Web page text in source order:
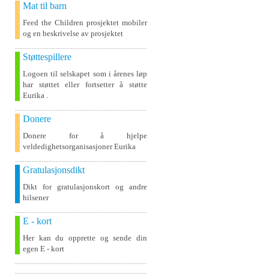
Mat til barn
Feed the Children prosjektet mobiler
og en beskrivelse av prosjektet
Støttespillere
Logoen til selskapet som i årenes løp
har støttet eller fortsetter å støtte
Eurika .
Donere
Donere for å hjelpe
veldedighetsorganisasjoner Eurika
Gratulasjonsdikt
Dikt for gratulasjonskort og andre
hilsener
E - kort
Her kan du opprette og sende din
egen E - kort